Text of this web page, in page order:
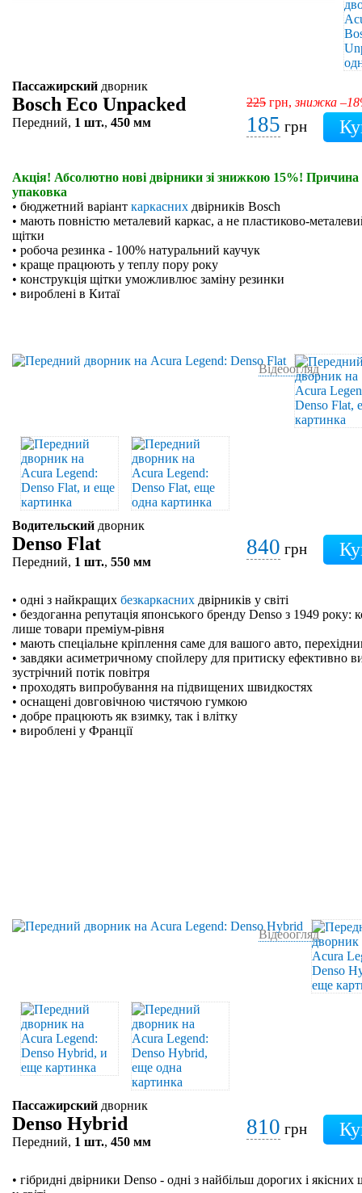
Пассажирский дворник
Bosch Eco Unpacked
Передний, 1 шт., 450 мм
225 грн,знижка
185 грн
Акція! Абсолютно нові двірники зі знижкою 15%!
упаковка
• бюджетний варіант каркасних двірників Bosch
• мають повністю металевий каркас, а не пластиково-
щітки
• робоча резинка - 100% натуральний каучук
• краще працюють у теплу пору року
• конструкція щітки уможливлює заміну резинки
• вироблені в Китаї
Відеоогляд
Водительский дворник
Denso Flat
Передний, 1 шт., 550 мм
840 грн
• одні з найкращих безкаркасних двірників у світі
• бездоганна репутація японського бренду Denso з 1949 року:
лише товари преміум-рівня
• мають спеціальне кріплення саме для вашого авто,
• завдяки асиметричному спойлеру для притиску ефективно
зустрічний потік повітря
• проходять випробування на підвищених швидкостях
• оснащені довговічною чистячою гумкою
• добре працюють як взимку, так і влітку
• вироблені у Франції
Відеоогляд
Пассажирский дворник
Denso Hybrid
Передний, 1 шт., 450 мм
810 грн
• гібридні двірники Denso - одні з найбільш дорогих і